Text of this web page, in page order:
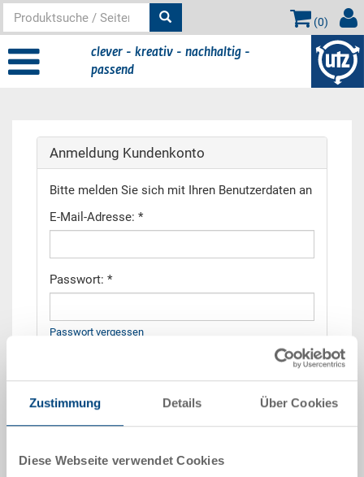
Zustimmung Details Über Cookies
Diese Webseite verwendet Cookies
(0)
clever - kreativ - nachhaltig -
passend
Hauptinhalt
Anmeldung Kundenkonto
Bitte melden Sie sich mit Ihren Benutzerdaten an
E-Mail-Adresse: *
Passwort: *
Passwort vergessen